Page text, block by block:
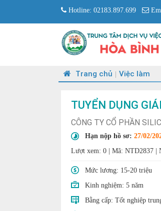
Hotline: 02183.897.699
Trang chủ Việc làm
TUYỂN DỤNG
CÔNG TY CỔ PHẦN
Hạn nộp hồ sơ: 27/02/
Lượt xem: 0
Mã: NTD2837
Mức lương: 15-20 triệu
Kinh nghiệm: 5 năm
Bằng cấp: Tốt nghiệp